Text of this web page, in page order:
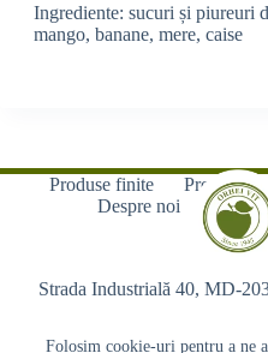
Folosim cookie-uri pentru a ne
Ingrediente: sucuri și piureuri
mango, banane, mere, caise
Produse finite Produse
Despre noi
Strada Industrială 40, MD-